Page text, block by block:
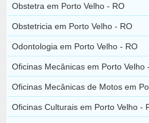
Obstetra em Porto Velho - RO
Obstetricia em Porto Velho - RO
Odontologia em Porto Velho - RO
Oficinas Mecânicas em Porto Velho
Oficinas Mecânicas de Motos em
Oficinas Culturais em Porto Velho -